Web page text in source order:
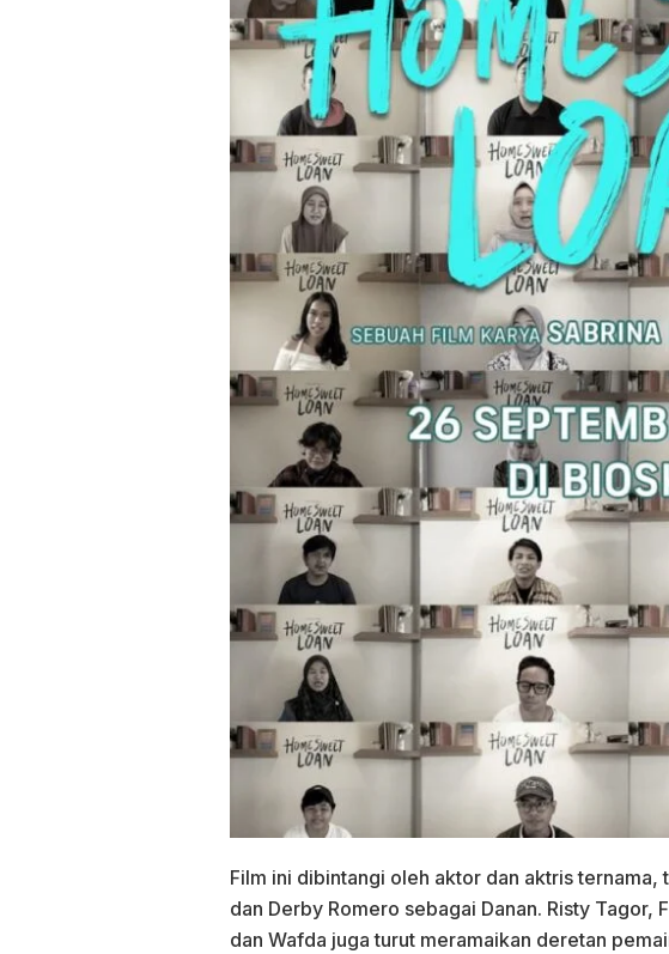
Film ini dibintangi oleh aktor dan aktris ternama,
dan Derby Romero sebagai Danan. Risty Tagor,
dan Wafda juga turut meramaikan deretan